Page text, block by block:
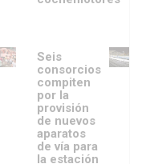
Seis
consorcios
compiten
por la
provisión
de nuevos
aparatos
de vía para
la estación